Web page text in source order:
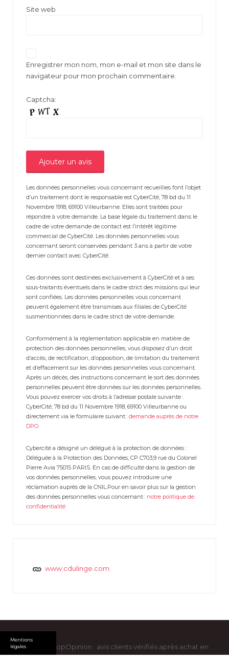
Mentions
légales
Site web
Enregistrer mon nom, mon e-mail et mon site dans le
navigateur pour mon prochain commentaire.
Captcha:
Les données personnelles vous concernant recueillies font l’objet
d’un traitement dont le responsable est CyberCité, 78 bd du 11
Novembre 1918, 69100 Villeurbanne. Elles sont traitées pour
répondre à votre demande. La base légale du traitement dans le
cadre de votre demande de contact est l’intérêt légitime
commercial de CyberCité. Les données personnelles vous
concernant seront conservées pendant 3 ans à partir de votre
dernier contact avec CyberCité.
Ces données sont destinées exclusivement à CyberCité et à ses
sous-traitants éventuels dans le cadre strict des missions qui leur
sont confiées. Les données personnelles vous concernant
peuvent également être transmises aux filiales de CyberCité
susmentionnées dans le cadre strict de votre demande.
Conformément à la réglementation applicable en matière de
protection des données personnelles, vous disposez d’un droit
d’accès, de rectification, d’opposition, de limitation du traitement
et d’effacement sur les données personnelles vous concernant.
Après un décès, des instructions concernant le sort des données
personnelles peuvent être données sur les données personnelles.
Vous pouvez exercer vos droits à l’adresse postale suivante :
CyberCité, 78 bd du 11 Novembre 1918, 69100 Villeurbanne ou
directement via le formulaire suivant : demande auprès de notre
DPO
Cybercité a désigné un délégué à la protection de données :
Déléguée à la Protection des Données, CP C703,9 rue du Colonel
Pierre Avia 75015 PARIS. En cas de difficulté dans la gestion de
vos données personnelles, vous pouvez introduire une
réclamation auprès de la CNIL.Pour en savoir plus sur la gestion
des données personnelles vous concernant : notre politique de
confidentialité
www.cdulinge.com
Copyright ShopOpinion : avis clients vérifiés après achat en